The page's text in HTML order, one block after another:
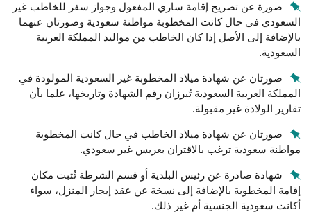
صورة عن تصريح إقامة ساري المفعول وجواز سفر للخاطب غير
السعودي في حال كانت المخطوبة مواطنة سعودية وصورتان عنهما
بالإضافة إلى الأصل إذا كان الخاطب من مواليد المملكة العربية
السعودية.
صورتان عن شهادة ميلاد المخطوبة غير السعودية المولودة في
المملكة العربية السعودية تُبرزان رقم الشهادة وتاريخها، علما بأن
تقارير الولادة غير مقبولة.
صورتان عن شهادة ميلاد الخاطب في حال كانت المخطوبة
مواطنة سعودية ترغب بالاقتران بعريس غير سعودي.
شهادة صادرة عن رئيس البلدية أو قسم الشرطة تُثبت مكان
إقامة المخطوبة بالإضافة إلى نسخة عن عقد إيجار المنزل، سواء
أكانت سعودية الجنسية أم غير ذلك.